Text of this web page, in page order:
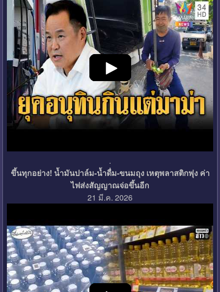
.
ขึ้นทุกอย่าง! น้ำมันปาล์ม-น้ำดื่ม-ขนมถุง เหตุพลาสติกพุ่ง ค่า
ไฟส่งสัญญาณจ่อขึ้นอีก
21 มี.ค. 2026